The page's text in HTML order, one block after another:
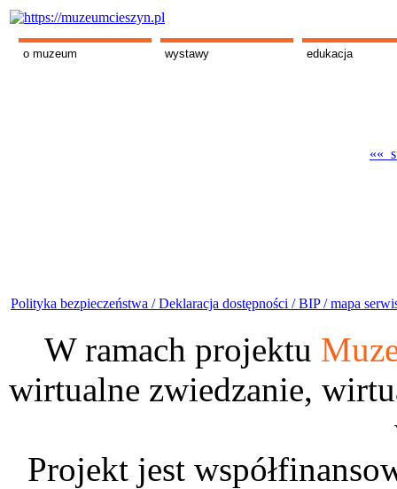
o muzeum wystawy edukacja
««
Polityka bezpieczeństwa /Deklaracja dostępności /BIP /mapa
W ramach projektu
wirtualne zwiedzanie,
Projekt jest